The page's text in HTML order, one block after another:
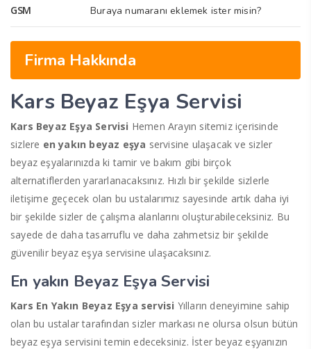
GSM Buraya numaranı eklemek ister misin?
Firma Hakkında
Kars Beyaz Eşya Servisi
Kars Beyaz Eşya Servisi Hemen Arayın sitemiz içerisinde
sizlere en yakın beyaz eşya servisine ulaşacak ve sizler
beyaz eşyalarınızda ki tamir ve bakım gibi birçok
alternatiflerden yararlanacaksınız. Hızlı bir şekilde sizlerle
iletişime geçecek olan bu ustalarımız sayesinde artık daha iyi
bir şekilde sizler de çalışma alanlarını oluşturabileceksiniz. Bu
sayede de daha tasarruflu ve daha zahmetsiz bir şekilde
güvenilir beyaz eşya servisine ulaşacaksınız.
En yakın Beyaz Eşya Servisi
Kars En Yakın Beyaz Eşya servisi Yılların deneyimine sahip
olan bu ustalar tarafından sizler markası ne olursa olsun bütün
beyaz eşya servisini temin edeceksiniz. İster beyaz eşyanızın